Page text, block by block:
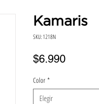
Kamaris
SKU: 1218N
$6.990Precio
Color *
Elegir